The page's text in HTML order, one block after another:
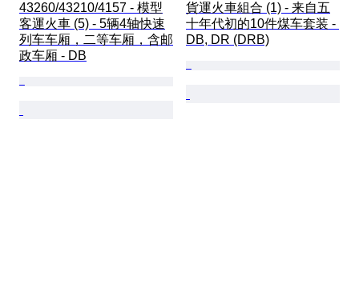
43260/43210/4157 - 模型
客運火車 (5) - 5辆4轴快速
列车车厢，二等车厢，含邮
政车厢 - DB
貨運火車組合 (1) - 来自五
十年代初的10件煤车套装 -
DB, DR (DRB)